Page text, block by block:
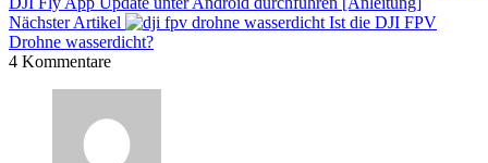
Nächster Artikel
Ist die DJI FPV
Drohne wasserdicht?
4 Kommentare